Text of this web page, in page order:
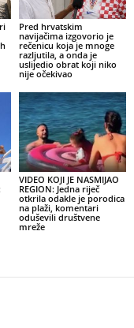
Pred hrvatskim
navijačima izgovorio je
rečenicu koja je mnoge
razljutila, a onda je
uslijedio obrat koji niko
nije očekivao
VIDEO KOJI JE NASMIJAO
REGION: Jedna riječ
otkrila odakle je porodica
na plaži, komentari
oduševili društvene
mreže